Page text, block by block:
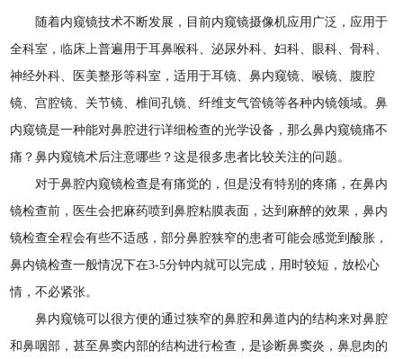
随着内窥镜技术不断发展，目前内窥镜摄像机应用广泛，应用于
全科室，临床上普遍用于耳鼻喉科、泌尿外科、妇科、眼科、骨科、
神经外科、医美整形等科室，适用于耳镜、鼻内窥镜、喉镜、腹腔
镜、宫腔镜、关节镜、椎间孔镜、纤维支气管镜等各种内镜领域。鼻
内窥镜是一种能对鼻腔进行详细检查的光学设备，那么鼻内窥镜痛不
痛？鼻内窥镜术后注意哪些？这是很多患者比较关注的问题。
对于鼻腔内窥镜检查是有痛觉的，但是没有特别的疼痛，在鼻内
镜检查前，医生会把麻药喷到鼻腔粘膜表面，达到麻醉的效果，鼻内
镜检查全程会有些不适感，部分鼻腔狭窄的患者可能会感觉到酸胀，
鼻内镜检查一般情况下在3-5分钟内就可以完成，用时较短，放松心
情，不必紧张。
鼻内窥镜可以很方便的通过狭窄的鼻腔和鼻道内的结构来对鼻腔
和鼻咽部，甚至鼻窦内部的结构进行检查，是诊断鼻窦炎，鼻息肉的